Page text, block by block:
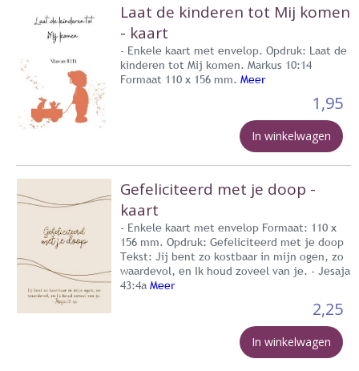
Laat de kinderen tot Mij komen
- kaart
- Enkele kaart met envelop. Opdruk: Laat de
kinderen tot Mij komen. Markus 10:14
Formaat 110 x 156 mm. Meer
1,95
In winkelwagen
Gefeliciteerd met je doop -
kaart
- Enkele kaart met envelop Formaat: 110 x
156 mm. Opdruk: Gefeliciteerd met je doop
Tekst: Jij bent zo kostbaar in mijn ogen, zo
waardevol, en Ik houd zoveel van je. - Jesaja
43:4a Meer
2,25
In winkelwagen